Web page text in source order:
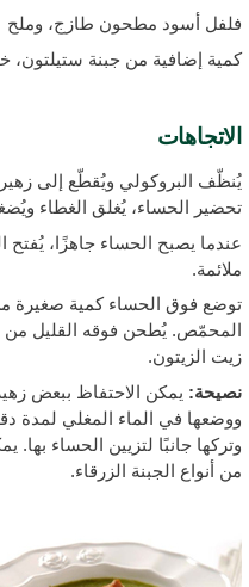
أسود مطحون طازج، وملح
إضافية من جبنة ستيلتون،
البروكولي ويُقطّع إلى
الحساء، يُغلق الغطاء
يصبح الحساء جاهزًا، يُفتح
فوق الحساء كمية صغيرة من
يُطحن فوقه القليل من
الزيتون.
يمكن الاحتفاظ ببعض
في الماء المغلي لمدة
جانبًا لتزيين الحساء بها.
أنواع الجبنة الزرقاء.